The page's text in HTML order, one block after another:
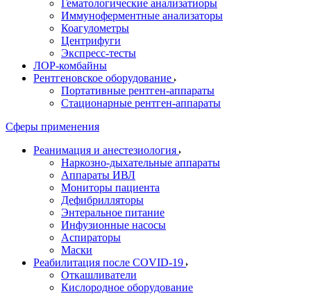
Гематологические анализатиоры
Иммуноферментные анализаторы
Коагулометры
Центрифуги
Экспресс-тесты
ЛОР-комбайны
Рентгеновское оборудование
Портативные рентген-аппараты
Стационарные рентген-аппараты
Сферы применения
Реанимация и анестезиология
Наркозно-дыхательные аппараты
Аппараты ИВЛ
Мониторы пациента
Дефибрилляторы
Энтеральное питание
Инфузионные насосы
Аспираторы
Маски
Реабилитация после COVID-19
Откашливатели
Кислородное оборудование